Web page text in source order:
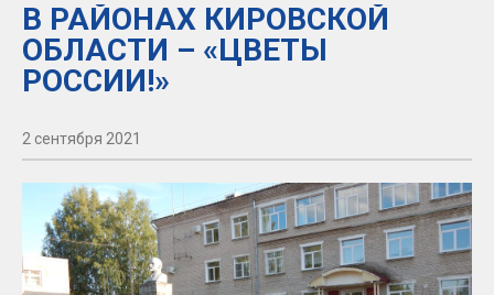
В РАЙОНАХ КИРОВСКОЙ
ОБЛАСТИ – «ЦВЕТЫ
РОССИИ!»
2 сентября 2021